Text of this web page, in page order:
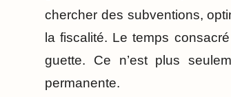
chercher des subventions,
la fiscalité. Le temps
guette. Ce n’est plus
permanente.